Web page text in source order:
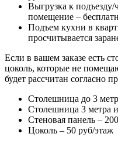
Выгрузка к подъезду/
помещение –
Подъем кухни в
просчитывается
Если в вашем заказе есть
цоколь, которые не
будет рассчитан согласно
Столешница до 3
Столешница 3 метра
Стеновая панель –
Цоколь – 50 руб/этаж